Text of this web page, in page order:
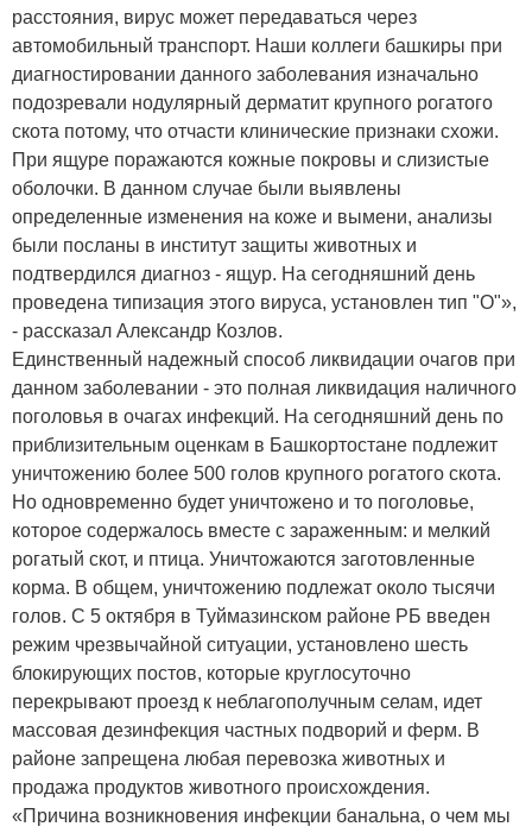
расстояния, вирус может передаваться через
автомобильный транспорт. Наши коллеги башкиры при
диагностировании данного заболевания изначально
подозревали нодулярный дерматит крупного рогатого
скота потому, что отчасти клинические признаки схожи.
При ящуре поражаются кожные покровы и слизистые
оболочки. В данном случае были выявлены
определенные изменения на коже и вымени, анализы
были посланы в институт защиты животных и
подтвердился диагноз - ящур. На сегодняшний день
проведена типизация этого вируса, установлен тип "О"»,
- рассказал Александр Козлов.
Единственный надежный способ ликвидации очагов при
данном заболевании - это полная ликвидация наличного
поголовья в очагах инфекций. На сегодняшний день по
приблизительным оценкам в Башкортостане подлежит
уничтожению более 500 голов крупного рогатого скота.
Но одновременно будет уничтожено и то поголовье,
которое содержалось вместе с зараженным: и мелкий
рогатый скот, и птица. Уничтожаются заготовленные
корма. В общем, уничтожению подлежат около тысячи
голов. С 5 октября в Туймазинском районе РБ введен
режим чрезвычайной ситуации, установлено шесть
блокирующих постов, которые круглосуточно
перекрывают проезд к неблагополучным селам, идет
массовая дезинфекция частных подворий и ферм. В
районе запрещена любая перевозка животных и
продажа продуктов животного происхождения.
«Причина возникновения инфекции банальна, о чем мы